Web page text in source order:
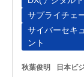
サプライチェ
サイバーセキ
ント
秋葉俊明 日本ビ